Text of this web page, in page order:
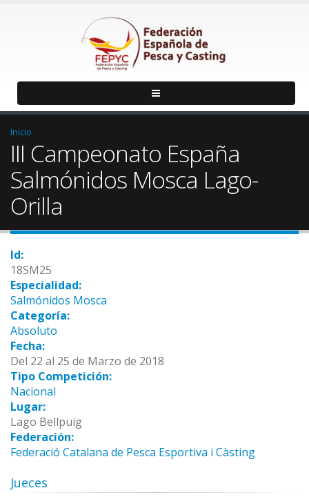
Inicio
III Campeonato España
Salmónidos Mosca Lago-
Orilla
Id:
18SM25
Especialidad:
Salmónidos Mosca
Categoría:
Absoluto
Fecha:
Del 22 al 25 de Marzo de 2018
Tipo Competición:
Nacional
Lugar:
Lago Bellpuig
Federación:
Federació Catalana de Pesca Esportiva i Càsting
Jueces